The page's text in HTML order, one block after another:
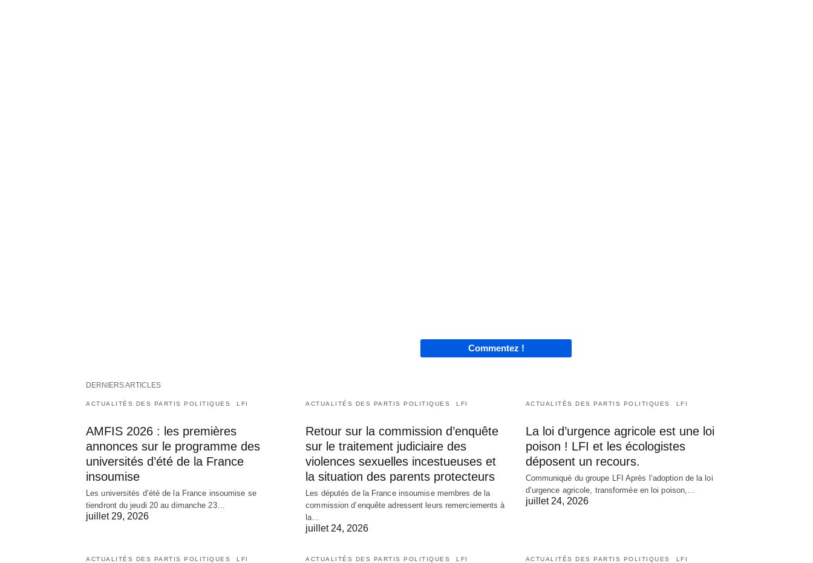
Commentez !
DERNIERS ARTICLES
ACTUALITÉS DES PARTIS POLITIQUES LFI
AMFIS 2026 : les premières
annonces sur le programme des
universités d’été de la France
insoumise
Les universités d’été de la France insoumise se
tiendront du jeudi 20 au dimanche 23…
juillet 29, 2026
ACTUALITÉS DES PARTIS POLITIQUES LFI
Retour sur la commission d’enquête
sur le traitement judiciaire des
violences sexuelles incestueuses et
la situation des parents protecteurs
Les députés de la France insoumise membres de la
commission d’enquête adressent leurs remerciements à
la…
juillet 24, 2026
ACTUALITÉS DES PARTIS POLITIQUES LFI
La loi d’urgence agricole est une loi
poison ! LFI et les écologistes
déposent un recours.
Communiqué du groupe LFI Après l’adoption de la loi
d’urgence agricole, transformée en loi poison,…
juillet 24, 2026
ACTUALITÉS DES PARTIS POLITIQUES LFI ACTUALITÉS DES PARTIS POLITIQUES LFI ACTUALITÉS DES PARTIS POLITIQUES LFI